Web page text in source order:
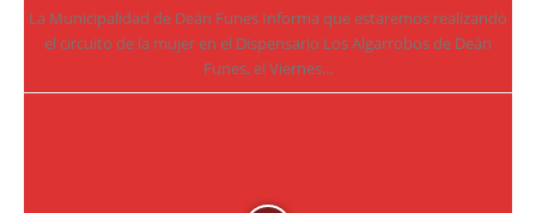
La Municipalidad de Deán Funes Informa que estaremos realizando
el circuito de la mujer en el Dispensario Los Algarrobos de Deán
Funes, el Viernes...